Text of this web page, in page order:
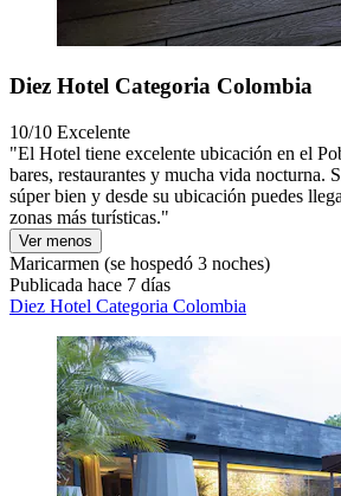
Diez Hotel Categoria Colombia
10/10 Excelente
"El Hotel tiene excelente ubicación en el
bares, restaurantes y mucha vida nocturna.
súper bien y desde su ubicación puedes
zonas más turísticas."
Ver menos
Maricarmen (se hospedó 3 noches)
Publicada hace 7 días
Diez Hotel Categoria Colombia